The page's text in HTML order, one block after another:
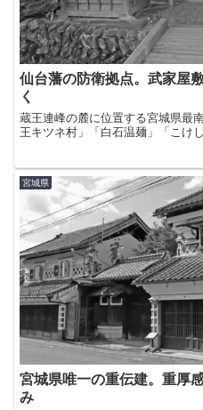
仙台藩の防衛拠点。武家屋
く
蔵王連峰の麓に位置する宮城県最
王キツネ村」「白石温麺」「こけ
宮城県
宮城県唯一の重伝建。重厚
み